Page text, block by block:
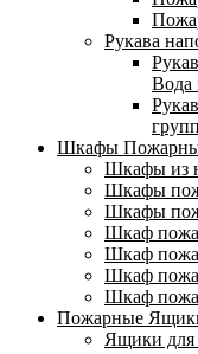
Рукава
Вода
Шкафы
Шкафы из
Шкафы
Шкафы
Шкаф
Шкаф
Шкаф
Шкаф
Пожарные
Ящики для